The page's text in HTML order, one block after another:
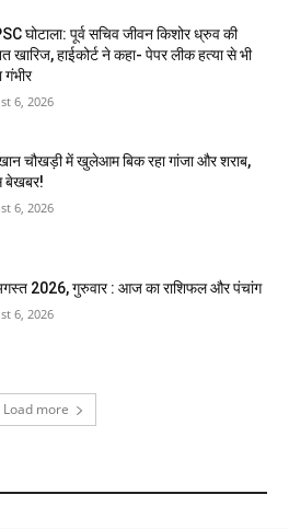
घोटाला: पूर्व सचिव जीवन किशोर ध्रुव की
खारिज, हाईकोर्ट ने कहा- पेपर लीक हत्या से भी
गंभीर
6, 2026
चौखड़ी में खुलेआम बिक रहा गांजा और शराब,
बेखबर!
6, 2026
2026, गुरुवार : आज का राशिफल और पंचांग
6, 2026
Load more